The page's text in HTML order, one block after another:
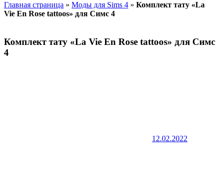
Главная страница » Моды для Sims 4 » Комплект тату «La
Vie En Rose tattoos» для Симс 4
Комплект тату «La Vie En Rose tattoos» для Симс
4
12.02.2022